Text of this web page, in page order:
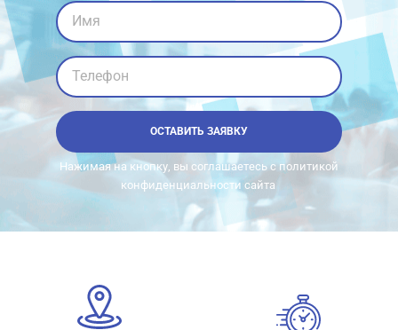
Имя
Телефон
ОСТАВИТЬ ЗАЯВКУ
Нажимая на кнопку, вы соглашаетесь с политикой
конфиденциальности сайта